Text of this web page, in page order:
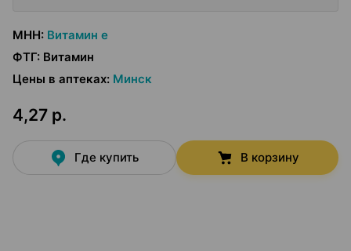
МНН: Витамин е
ФТГ: Витамин
Цены в аптеках: Минск
4,27 р.
Где купить В корзину